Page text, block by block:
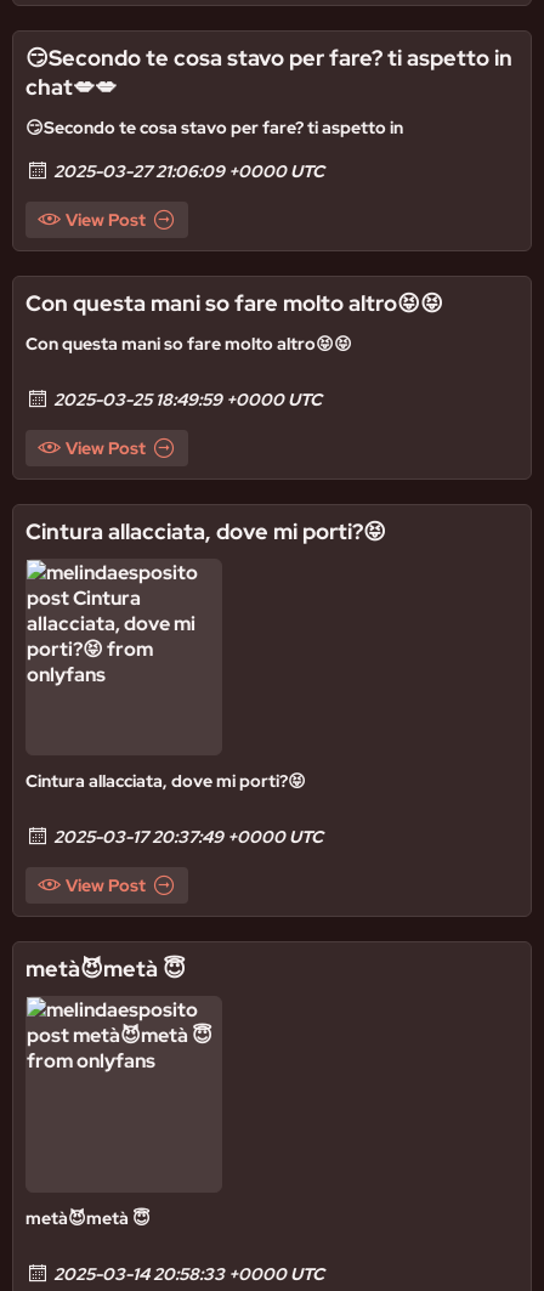
😏Secondo te cosa stavo per fare? ti aspetto in
chat💋💋
😏Secondo te cosa stavo per fare? ti aspetto in
2025-03-27 21:06:09 +0000 UTC
View Post
Con questa mani so fare molto altro😝😝
Con questa mani so fare molto altro😝😝
2025-03-25 18:49:59 +0000 UTC
View Post
Cintura allacciata, dove mi porti?😝
Cintura allacciata, dove mi porti?😝
2025-03-17 20:37:49 +0000 UTC
View Post
metà😈metà 😇
metà😈metà 😇
2025-03-14 20:58:33 +0000 UTC